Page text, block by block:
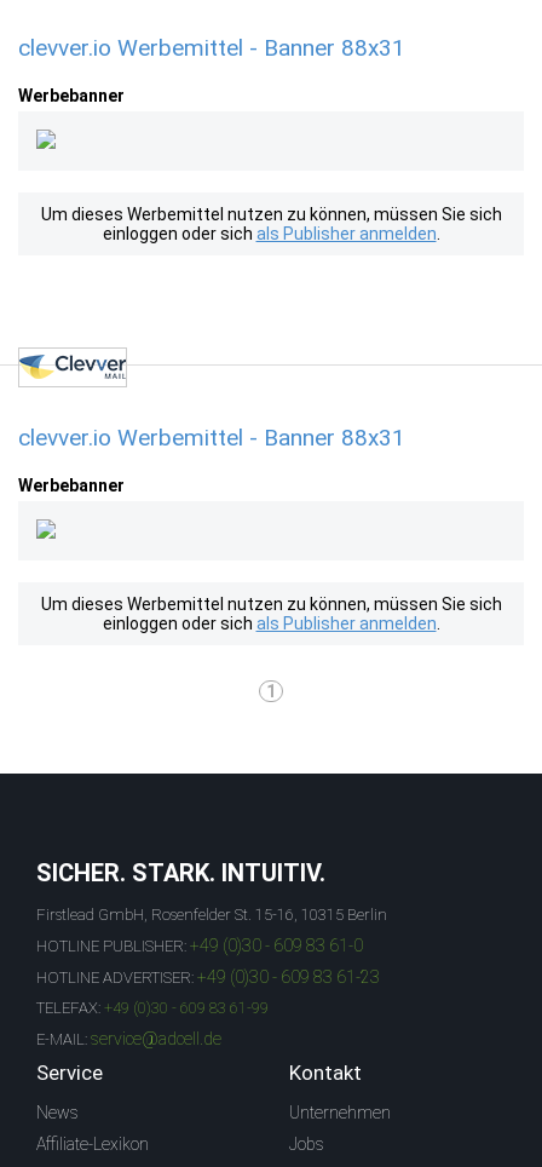
clevver.io Werbemittel - Banner 88x31
Werbebanner
Um dieses Werbemittel nutzen zu können, müssen Sie sich
einloggen oder sich als Publisher anmelden
clevver.io Werbemittel - Banner 88x31
Werbebanner
Um dieses Werbemittel nutzen zu können, müssen Sie sich
einloggen oder sich als Publisher anmelden
1
SICHER. STARK. INTUITIV.
Firstlead GmbH, Rosenfelder St. 15-16, 10315 Berlin
HOTLINE PUBLISHER: +49 (0)30 - 609 83 61-0
HOTLINE ADVERTISER: +49 (0)30 - 609 83 61-23
TELEFAX: +49 (0)30 - 609 83 61-99
E-MAIL: service@adcell.de
Service
News
Affiliate-Lexikon
Kontakt
Unternehmen
Jobs